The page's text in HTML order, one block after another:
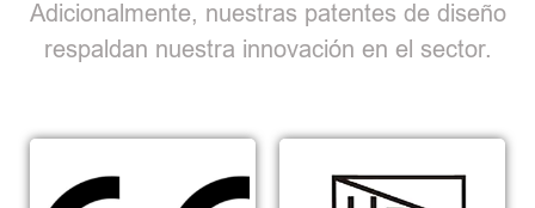
Adicionalmente, nuestras patentes de diseño
respaldan nuestra innovación en el sector.